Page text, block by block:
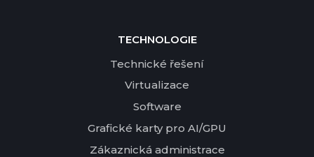
TECHNOLOGIE
Technické řešení
Virtualizace
Software
Grafické karty pro AI/GPU
Zákaznická administrace